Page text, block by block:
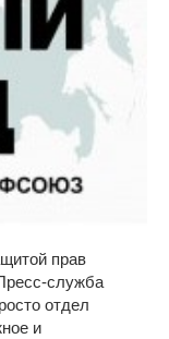
прав
служба
отдел
и